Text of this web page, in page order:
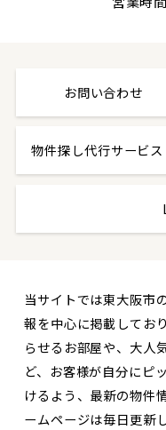
お問い合わせ
物件探し代行サービス
当サイトでは東大阪市
報を中心に掲載してお
らせるお部屋や、大人
ど、お客様が自分にピ
けるよう、最新の物件
ームページは毎日更新